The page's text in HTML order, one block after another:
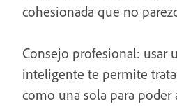
cohesionada que no
Consejo profesional: usar
inteligente te permite
como una sola para poder